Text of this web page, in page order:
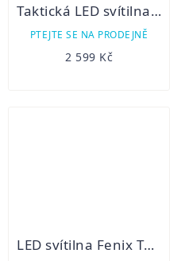
Taktická LED svítilna Fenix TK25 UV
PTEJTE SE NA PRODEJNĚ
2 599 Kč
LED svítilna Fenix TK35 UE V2.0